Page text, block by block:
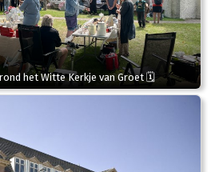
het Witte Kerkje van Groet 🗓